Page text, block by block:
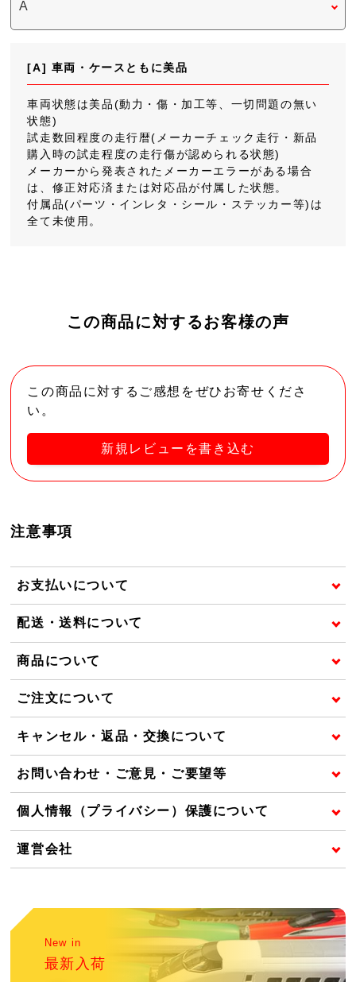
[A] 車両・ケースともに美品
車両状態は美品(動力・傷・加工等、一切問題の無い
状態)
試走数回程度の走行暦(メーカーチェック走行・新品
購入時の試走程度の走行傷が認められる状態)
メーカーから発表されたメーカーエラーがある場合
は、修正対応済または対応品が付属した状態。
付属品(パーツ・インレタ・シール・ステッカー等)は
全て未使用。
この商品に対するお客様の声
この商品に対するご感想をぜひお寄せくださ
い。
新規レビューを書き込む
注意事項
お支払いについて
配送・送料について
商品について
ご注文について
キャンセル・返品・交換について
お問い合わせ・ご意見・ご要望等
個人情報（プライバシー）保護について
運営会社
New in
最新入荷